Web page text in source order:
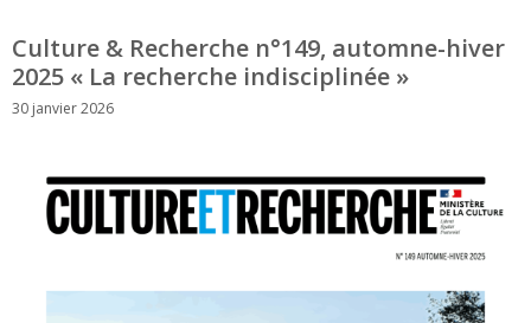
Culture & Recherche n°149, automne-hiver
2025 « La recherche indisciplinée »
30 janvier 2026